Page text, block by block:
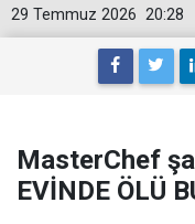
20:28
29 Temmuz 2026
MasterChef
EVİNDE ÖLÜ